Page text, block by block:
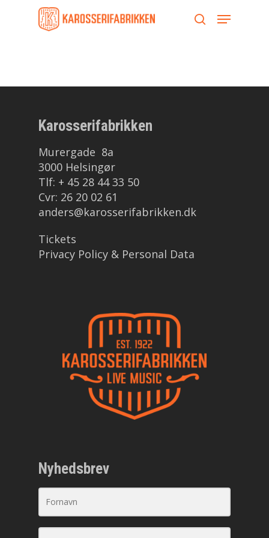
search
Menu
Karosserifabrikken
Murergade 8a
3000 Helsingør
Tlf: + 45 28 44 33 50
Cvr: 26 20 02 61
anders@karosserifabrikken.dk
Tickets
Privacy Policy & Personal Data
Nyhedsbrev